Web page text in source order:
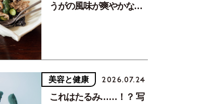
うがの風味が爽やかな、
美容と健康 2026.07.24
これはたるみ……！？ 写